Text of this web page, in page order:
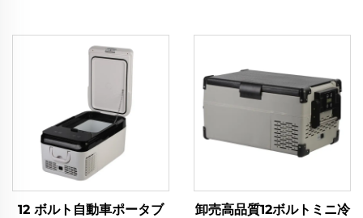
12 ボルト自動車ポータブ
卸売高品質12ボルトミニ冷